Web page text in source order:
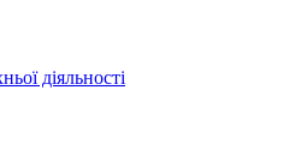
діяльності